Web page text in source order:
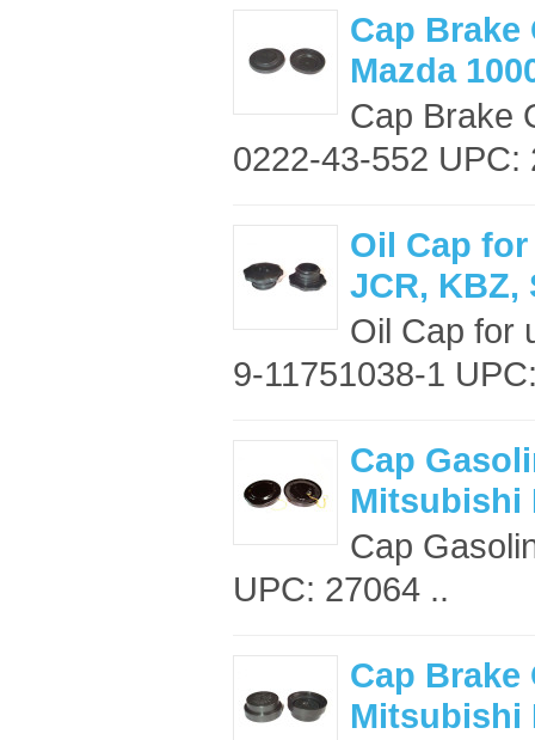
Cap
Mazda
Cap Brake
0222-43-552 UPC:
Oil Cap
JCR, KBZ,
Oil Cap for
9-11751038-1
Cap
Mitsubishi
Cap
UPC: 27064 ..
Cap
Mitsubishi